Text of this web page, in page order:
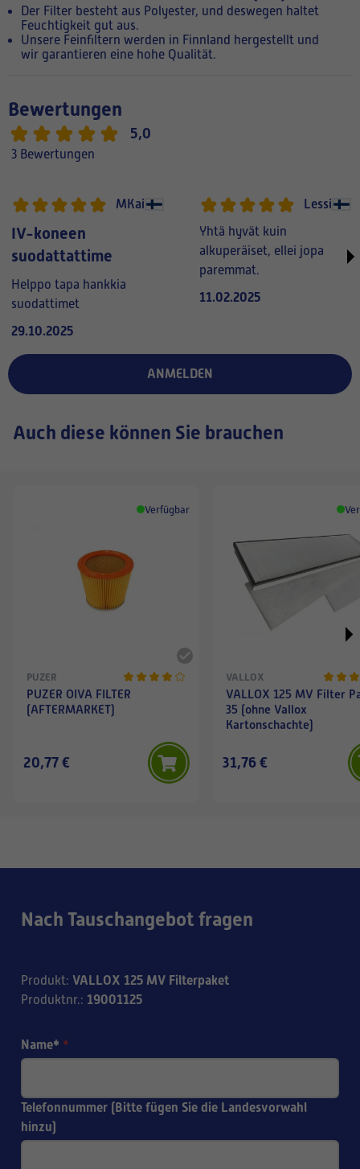
Der Filter besteht aus Polyester, und deswegen haltet
Feuchtigkeit gut aus.
Unsere Feinfiltern werden in Finnland hergestellt und
wir garantieren eine hohe Qualität.
Bewertungen
5,0
3 Bewertungen
MKai
IV-koneen
suodattattime
Helppo tapa hankkia
suodattimet
29.10.2025
Lessi
Yhtä hyvät kuin
alkuperäiset, ellei jopa
paremmat.
11.02.2025
ANMELDEN
Auch diese können Sie brauchen
Verfügbar
PUZER
PUZER OIVA FILTER
(AFTERMARKET)
20,77 €
VALLOX
VALLOX 125 MV Filter
35 (ohne Vallox
Kartonschachte)
31,76 €
Nach Tauschangebot fragen
Produkt: VALLOX 125 MV Filterpaket
Produktnr.: 19001125
Name* *
Telefonnummer (Bitte fügen Sie die Landesvorwahl
hinzu)